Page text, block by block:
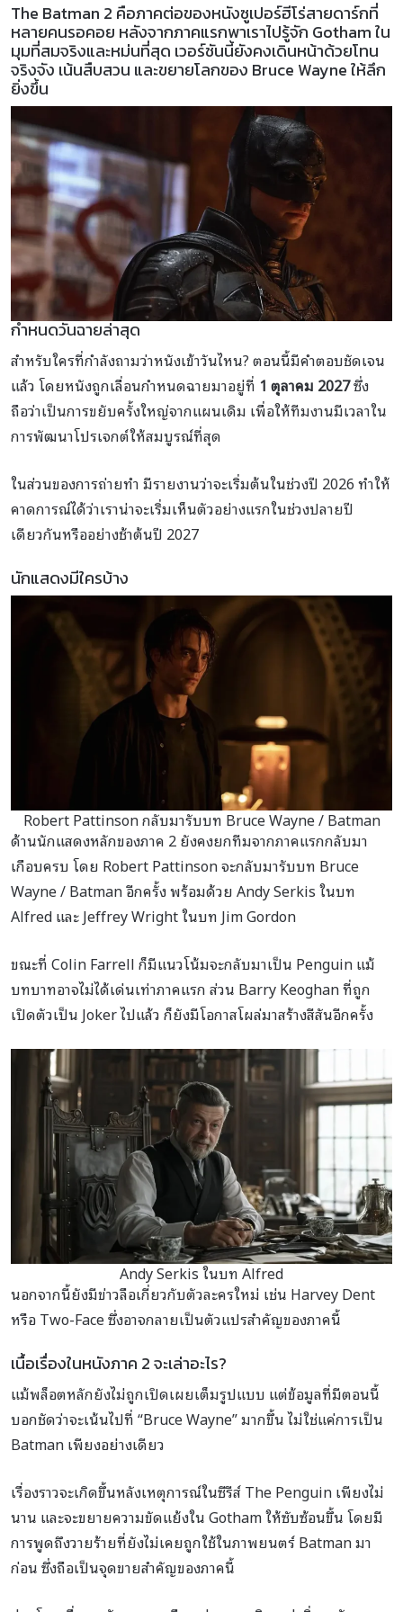
The Batman 2 คือภาคต่อของหนังซูเปอร์ฮีโร่สายดาร์กที่
หลายคนรอคอย หลังจากภาคแรกพาเราไปรู้จัก Gotham ใน
มุมที่สมจริงและหม่นที่สุด เวอร์ชันนี้ยังคงเดินหน้าด้วยโทน
จริงจัง เน้นสืบสวน และขยายโลกของ Bruce Wayne ให้ลึก
ยิ่งขึ้น
กำหนดวันฉายล่าสุด
สำหรับใครที่กำลังถามว่าหนังเข้าวันไหน? ตอนนี้มีคำตอบชัดเจน
แล้ว โดยหนังถูกเลื่อนกำหนดฉายมาอยู่ที่ 1 ตุลาคม 2027ซึ่ง
ถือว่าเป็นการขยับครั้งใหญ่จากแผนเดิม เพื่อให้ทีมงานมีเวลาใน
การพัฒนาโปรเจกต์ให้สมบูรณ์ที่สุด
ในส่วนของการถ่ายทำ มีรายงานว่าจะเริ่มต้นในช่วงปี 2026 ทำให้
คาดการณ์ได้ว่าเราน่าจะเริ่มเห็นตัวอย่างแรกในช่วงปลายปี
เดียวกันหรืออย่างช้าต้นปี 2027
นักแสดงมีใครบ้าง
Robert Pattinson กลับมารับบท Bruce Wayne / Batman
ด้านนักแสดงหลักของภาค 2 ยังคงยกทีมจากภาคแรกกลับมา
เกือบครบ โดย Robert Pattinson จะกลับมารับบท Bruce
Wayne / Batman อีกครั้ง พร้อมด้วย Andy Serkis ในบท
Alfred และ Jeffrey Wright ในบท Jim Gordon
ขณะที่ Colin Farrell ก็มีแนวโน้มจะกลับมาเป็น Penguin แม้
บทบาทอาจไม่ได้เด่นเท่าภาคแรก ส่วน Barry Keoghan ที่ถูก
เปิดตัวเป็น Joker ไปแล้ว ก็ยังมีโอกาสโผล่มาสร้างสีสันอีกครั้ง
Andy Serkis ในบท Alfred
นอกจากนี้ยังมีข่าวลือเกี่ยวกับตัวละครใหม่ เช่น Harvey Dent
หรือ Two-Face ซึ่งอาจกลายเป็นตัวแปรสำคัญของภาคนี้
เนื้อเรื่องในหนังภาค 2 จะเล่าอะไร?
แม้พล็อตหลักยังไม่ถูกเปิดเผยเต็มรูปแบบ แต่ข้อมูลที่มีตอนนี้
บอกชัดว่าจะเน้นไปที่ “Bruce Wayne” มากขึ้น ไม่ใช่แค่การเป็น
Batman เพียงอย่างเดียว
เรื่องราวจะเกิดขึ้นหลังเหตุการณ์ในซีรีส์ The Penguin เพียงไม่
นาน และจะขยายความขัดแย้งใน Gotham ให้ซับซ้อนขึ้น โดยมี
การพูดถึงวายร้ายที่ยังไม่เคยถูกใช้ในภาพยนตร์ Batman มา
ก่อน ซึ่งถือเป็นจุดขายสำคัญของภาคนี้